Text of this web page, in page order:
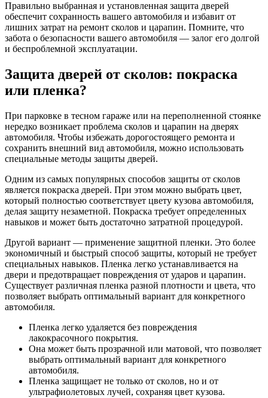
Правильно выбранная и установленная защита дверей
обеспечит сохранность вашего автомобиля и избавит от
лишних затрат на ремонт сколов и царапин. Помните, что
забота о безопасности вашего автомобиля — залог его долгой
и беспроблемной эксплуатации.
Защита дверей от сколов: покраска
или пленка?
При парковке в тесном гараже или на переполненной стоянке
нередко возникает проблема сколов и царапин на дверях
автомобиля. Чтобы избежать дорогостоящего ремонта и
сохранить внешний вид автомобиля, можно использовать
специальные методы защиты дверей.
Одним из самых популярных способов защиты от сколов
является покраска дверей. При этом можно выбрать цвет,
который полностью соответствует цвету кузова автомобиля,
делая защиту незаметной. Покраска требует определенных
навыков и может быть достаточно затратной процедурой.
Другой вариант — применение защитной пленки. Это более
экономичный и быстрый способ защиты, который не требует
специальных навыков. Пленка легко устанавливается на
двери и предотвращает повреждения от ударов и царапин.
Существует различная пленка разной плотности и цвета, что
позволяет выбрать оптимальный вариант для конкретного
автомобиля.
Пленка легко удаляется без повреждения
лакокрасочного покрытия.
Она может быть прозрачной или матовой, что позволяет
выбрать оптимальный вариант для конкретного
автомобиля.
Пленка защищает не только от сколов, но и от
ультрафиолетовых лучей, сохраняя цвет кузова.